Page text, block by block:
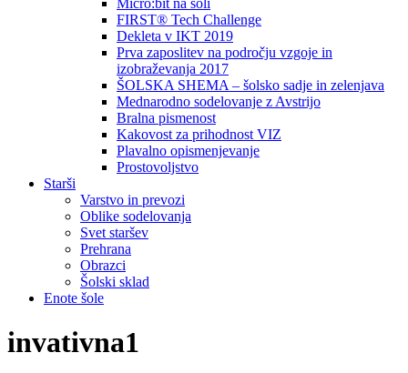
Micro:bit na šoli
FIRST® Tech Challenge
Dekleta v IKT 2019
Prva zaposlitev na področju vzgoje in
izobraževanja 2017
ŠOLSKA SHEMA – šolsko sadje in zelenjava
Mednarodno sodelovanje z Avstrijo
Bralna pismenost
Kakovost za prihodnost VIZ
Plavalno opismenjevanje
Prostovoljstvo
Starši
Varstvo in prevozi
Oblike sodelovanja
Svet staršev
Prehrana
Obrazci
Šolski sklad
Enote šole
invativna1